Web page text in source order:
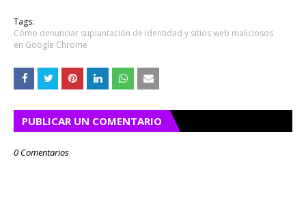
Tags:
Cómo denunciar suplantación de identidad y sitios web maliciosos
en Google Chrome
PUBLICAR UN COMENTARIO
0 Comentarios